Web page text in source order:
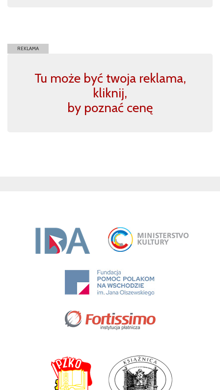
REKLAMA
Tu może być twoja reklama,
kliknij,
by poznać cenę